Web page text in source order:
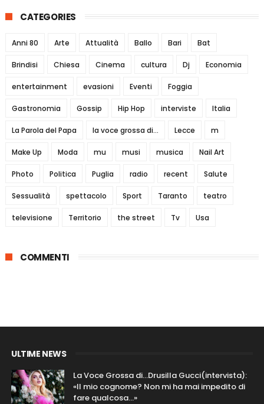
CATEGORIES
Anni 80 Arte Attualità Ballo Bari Bat
Brindisi Chiesa Cinema cultura Dj Economia
entertainment evasioni Eventi Foggia
Gastronomia Gossip Hip Hop interviste Italia
La Parola del Papa la voce grossa di... Lecce m
Make Up Moda mu musi musica Nail Art
Photo Politica Puglia radio recent Salute
Sessualità spettacolo Sport Taranto teatro
televisione Territorio the street Tv Usa
COMMENTI
ULTIME NEWS
La Voce Grossa di…Drusilla Gucci(intervista):
«Il mio cognome? Non mi ha mai impedito di
fare qualcosa…»